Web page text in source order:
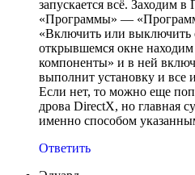
запускается всё. Заходим
«Программы» —
«Включить или выключить
открывшемся окне находим
компоненты» и в ней
выполнит установку и все
Если нет, то можно еще
дрова DirectX, но главная
именно способом
Ответить